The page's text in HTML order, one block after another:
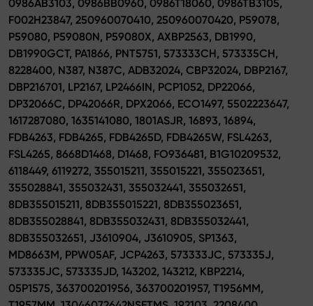
0986AB3103, 0986BB0960, 0986T18060, 0986TB3105,
F002H23847, 250960070410, 250960070420, P59078,
P59080, P59080N, P59080X, AXBP2563, DB1990,
DB1990GCT, PA1866, PNT5751, 573333CH, 573335CH,
8228400, N387, N387C, ADB32024, CBP32024, DBP2167,
DBP216701, LP2167, LP2466IN, PCP1052, DP22066,
DP32066C, DP42066R, DPX2066, ECO1497, 5502223647,
1617287080, 1635141080, 1801ASJR, 16893, 16894,
FDB4263, FDB4265, FDB4265D, FDB4265W, FSL4263,
FSL4265, 8668D1468, D1468, FO936481, B1G10209532,
6118449, 6119272, 355015211, 355015221, 355023651,
355028841, 355032431, 355032441, 355032651,
8DB355015211, 8DB355015221, 8DB355023651,
8DB355028841, 8DB355032431, 8DB355032441,
8DB355032651, J3610904, J3610905, SP1363,
MD8663M, PPW05AF, JCP4263, 573333JC, 573335J,
573335JC, 573335JD, 143202, 143212, KBP2214,
05P1575, 363700201956, 363700201957, T1956MM,